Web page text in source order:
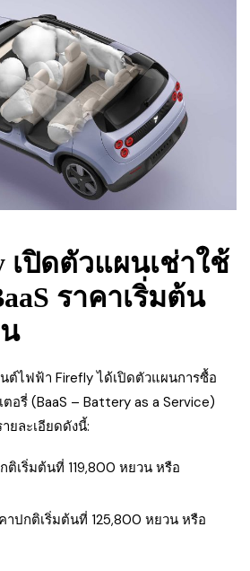
เปิดตัวแผนเช่าใช้
ราคาเริ่มต้น
ต์ไฟฟ้า Firefly ได้เปิดตัวแผนการซื้อ
อรี่ (BaaS – Battery as a Service)
ยละเอียดดังนี้:
ติเริ่มต้นที่ 119,800 หยวน หรือ
าปกติเริ่มต้นที่ 125,800 หยวน หรือ